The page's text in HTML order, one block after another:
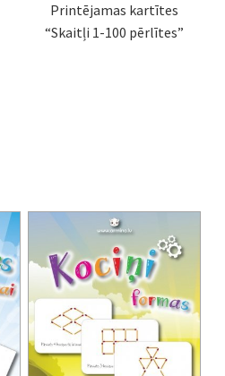
Printējamas kartītes
“Skaitļi 1-100 pērlītes”